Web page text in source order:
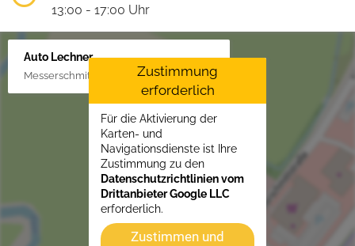
13:00 - 17:00 Uhr
Auto Lechner
Messerschmittstr. 4, 86453 Dasing/Lindl
Zustimmung
erforderlich
Für die Aktivierung der
Karten- und
Navigationsdienste ist Ihre
Zustimmung zu den
Datenschutzrichtlinien vom
Drittanbieter Google LLC
erforderlich.
Zustimmen und